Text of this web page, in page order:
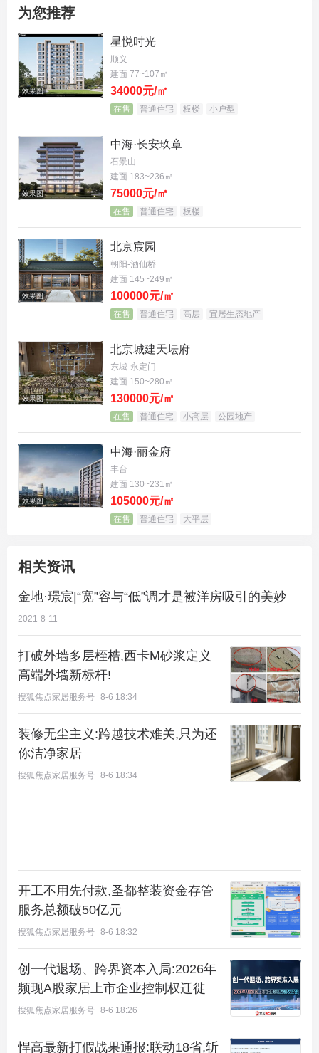
不用忍受高峰期电梯内的拥挤
没有了苦等电梯的困扰，少了分秒必争的慌张
乘梯变成了一种舒适享受
让您的生活从容优雅
效果图
张爱玲说“洋房是最合理想的逃世地方”
林语堂说“世界大同的理想生活，是住在花园洋房里”
金地·璟宸揽都市人居的渴望
将匠筑标准与舒适的人居高度优质契合
以难得6层舒居，重建洋房与自然的亲密
为自然让步，重拾诗意栖居的洋房情怀
南北通透全明格局，气度悠然，幸福时光
南、北对应，引更多轻风和阳光入室
保证空气流通,有利于室内的通风
让家人的健康更多一份保障
同时，也让户型在优质通透的同时延伸出无界的空间
赋予空间包容性，容纳一家人的幸福时光
效果图
“宽”容与“低”调已不仅仅是金地·璟宸所传递出的品格
更是都市中难得的生活态度。
金地·璟宸建面约97-149㎡
6层精智纯洋房
排卡盛启，全城招募ing
特别提示：本文所述内容，均旨在介绍有关信息，不
场酒店等内容，请以政府规划建设和有关建设主体规
划建设实际情况为准，文章发布主体不做任何保证或
承诺。文中所述内容如果变化更新 ，恕不另行告
知，敬请留意较新信息。发布时间：2021年8月10日
为您推荐
效果图
星悦时光
顺义
建面 77~107㎡
34000元/㎡
在售 普通住宅 板楼 小户型
效果图
中海·长安玖章
石景山
建面 183~236㎡
75000元/㎡
在售 普通住宅 板楼
效果图
北京宸园
朝阳-酒仙桥
建面 145~249㎡
100000元/㎡
在售 普通住宅 高层 宜居生态地产
效果图
北京城建天坛府
东城-永定门
建面 150~280㎡
130000元/㎡
在售 普通住宅 小高层 公园地产
效果图
中海·丽金府
丰台
建面 130~231㎡
105000元/㎡
在售 普通住宅 大平层
相关资讯
金地·璟宸|“宽”容与“低”调才是被洋房吸引的美妙
2021-8-11
打破外墙多层桎梏,西卡M砂浆定义
高端外墙新标杆!
搜狐焦点家居服务号 8-6 18:34
装修无尘主义:跨越技术难关,只为还
你洁净家居
搜狐焦点家居服务号 8-6 18:34
开工不用先付款,圣都整装资金存管
服务总额破50亿元
搜狐焦点家居服务号 8-6 18:32
创一代退场、跨界资本入局:2026年
频现A股家居上市企业控制权迁徙
搜狐焦点家居服务号 8-6 18:26
悍高最新打假战果通报:联动18省,斩